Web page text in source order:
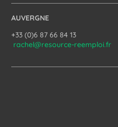
AUVERGNE
+33 (0)6 87 66 84 13
rachel@resource-reemploi.fr